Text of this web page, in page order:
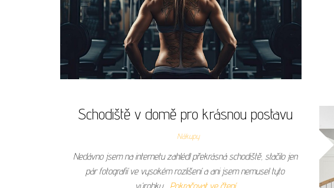
Schodiště v domě pro krásnou postavu
Nákupy
Nedávno jsem na internetu zahlédl překrásná schodiště, stačilo jen
pár fotografií ve vysokém rozlišení a ani jsem nemusel tyto